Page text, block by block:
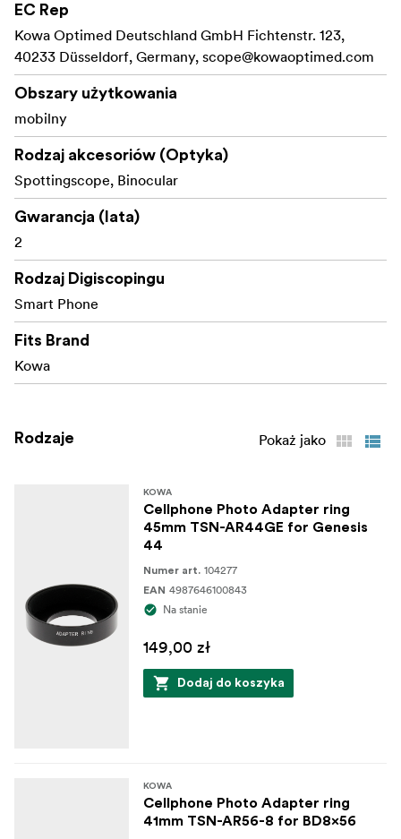
EC Rep
Kowa Optimed Deutschland GmbH Fichtenstr. 123,
40233 Düsseldorf, Germany, scope@kowaoptimed.com
Obszary użytkowania
mobilny
Rodzaj akcesoriów (Optyka)
Spottingscope, Binocular
Gwarancja (lata)
2
Rodzaj Digiscopingu
Smart Phone
Fits Brand
Kowa
Rodzaje Pokaż jako
KOWA
Cellphone Photo Adapter ring
45mm TSN-AR44GE for Genesis
44
Numer art. 104277
EAN 4987646100843
Na stanie
149,00 zł
Dodaj do koszyka
KOWA
Cellphone Photo Adapter ring
41mm TSN-AR56-8 for BD8x56